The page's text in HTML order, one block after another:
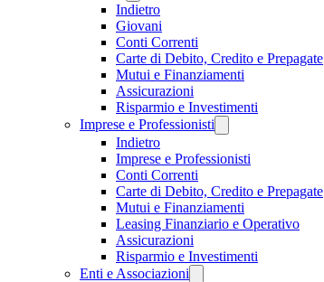
Indietro
Giovani
Conti Correnti
Carte di Debito, Credito e Prepagate
Mutui e Finanziamenti
Assicurazioni
Risparmio e Investimenti
Imprese e Professionisti
Indietro
Imprese e Professionisti
Conti Correnti
Carte di Debito, Credito e Prepagate
Mutui e Finanziamenti
Leasing Finanziario e Operativo
Assicurazioni
Risparmio e Investimenti
Enti e Associazioni